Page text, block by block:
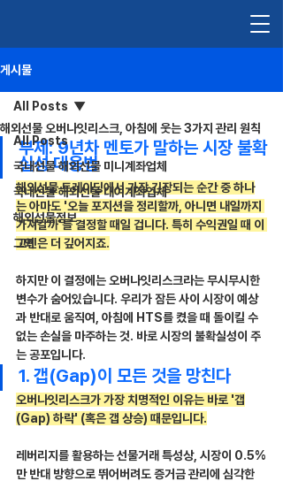
게시물
All Posts
국내선물 해외선물 미니계좌업체
국내선물 해외선물 대여계좌업체
해외선물정보
그외
All Posts
해외선물 오버나잇리스크, 아침에 웃는 3가지 관리 원칙
부제: 9년차 멘토가 말하는 시장 불확
실성 대응법
해외선물 트레이딩에서 가장 긴장되는 순간 중 하나
는 아마도 '오늘 포지션을 정리할까, 아니면 내일까지
가져갈까'를 결정할 때일 겁니다. 특히 수익권일 때 이
고민은 더 깊어지죠.
하지만 이 결정에는 오버나잇리스크라는 무시무시한
변수가 숨어있습니다. 우리가 잠든 사이 시장이 예상
과 반대로 움직여, 아침에 HTS를 켰을 때 돌이킬 수
없는 손실을 마주하는 것. 바로 시장의 불확실성이 주
는 공포입니다.
1. 갭(Gap)이 모든 것을 망친다
오버나잇리스크가 가장 치명적인 이유는 바로 '갭
(Gap) 하락' (혹은 갭 상승) 때문입니다.
레버리지를 활용하는 선물거래 특성상, 시장이 0.5%
만 반대 방향으로 뛰어버려도 증거금 관리에 심각한